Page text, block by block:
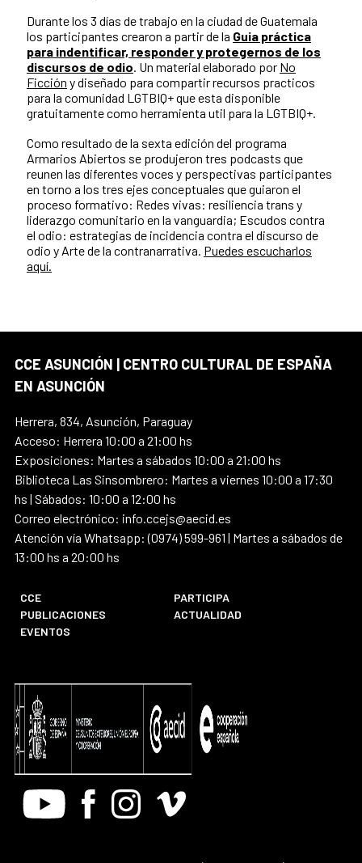
Durante los 3 días de trabajo en la ciudad de Guatemala
los participantes crearon a partir de la Guia práctica
para indentificar, responder y protegernos de los
discursos de odio. Un material elaborado por No
Ficción y diseñado para compartir recursos practicos
para la comunidad LGTBIQ+ que esta disponible
gratuitamente como herramienta util para la LGTBIQ+.
Como resultado de la sexta edición del programa
Armarios Abiertos se produjeron tres podcasts que
reunen las diferentes voces y perspectivas participantes
en torno a los tres ejes conceptuales que guiaron el
proceso formativo: Redes vivas: resiliencia trans y
liderazgo comunitario en la vanguardia; Escudos contra
el odio: estrategias de incidencia contra el discurso de
odio y Arte de la contranarrativa. Puedes escucharlos
aquí.
CCE ASUNCIÓN | CENTRO CULTURAL DE ESPAÑA
EN ASUNCIÓN
Herrera, 834, Asunción, Paraguay
Acceso: Herrera 10:00 a 21:00 hs
Exposiciones: Martes a sábados 10:00 a 21:00 hs
Biblioteca Las Sinsombrero: Martes a viernes 10:00 a 17:30
hs | Sábados: 10:00 a 12:00 hs
Correo electrónico: info.ccejs@aecid.es
Atención vía Whatsapp: (0974) 599-961 | Martes a sábados de
13:00 hs a 20:00 hs
CCE
PARTICIPA
PUBLICACIONES
ACTUALIDAD
EVENTOS
Youtube FacebookInstagram
Vimeo